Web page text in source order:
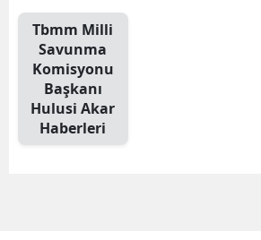
Tbmm Milli
Savunma
Komisyonu
Başkanı
Hulusi Akar
Haberleri